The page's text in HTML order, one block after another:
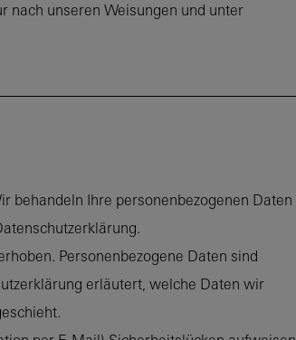
nach unseren Weisungen und unter
behandeln Ihre personenbezogenen Daten
Personenbezogene Daten sind
erläutert, welche Daten wir